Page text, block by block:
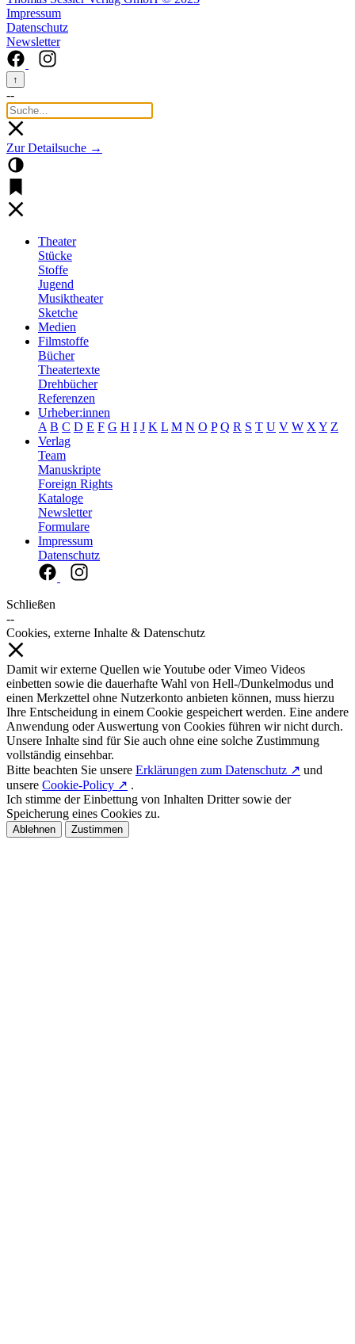
Impressum
Datenschutz
Newsletter
↑
--
Zur Detailsuche →
Theater
Stücke
Stoffe
Jugend
Musiktheater
Sketche
Medien
Filmstoffe
Bücher
Theatertexte
Drehbücher
Referenzen
Urheber:innen
A B C D E F G H I J K L M N O P Q R S T U V W X Y Z
Verlag
Team
Manuskripte
Foreign Rights
Kataloge
Newsletter
Formulare
Impressum
Datenschutz
Schließen
--
Cookies, externe Inhalte & Datenschutz
Damit wir externe Quellen wie Youtube oder Vimeo Videos
einbetten sowie die dauerhafte Wahl von Hell-/Dunkelmodus und
einen Merkzettel ohne Nutzerkonto anbieten können, muss hierzu
Ihre Entscheidung in einem Cookie gespeichert werden. Eine andere
Anwendung oder Auswertung von Cookies führen wir nicht durch.
Unsere Inhalte sind für Sie auch ohne eine solche Zustimmung
vollständig einsehbar.
Bitte beachten Sie unsere Erklärungen zum Datenschutz ↗ und
unsere Cookie-Policy ↗ .
Ich stimme der Einbettung von Inhalten Dritter sowie der
Speicherung eines Cookies zu.
Ablehnen Zustimmen